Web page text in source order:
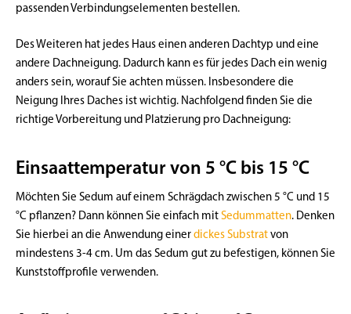
passenden Verbindungselementen bestellen.
Des Weiteren hat jedes Haus einen anderen Dachtyp und eine
andere Dachneigung. Dadurch kann es für jedes Dach ein wenig
anders sein, worauf Sie achten müssen. Insbesondere die
Neigung Ihres Daches ist wichtig. Nachfolgend finden Sie die
richtige Vorbereitung und Platzierung pro Dachneigung:
Einsaattemperatur von 5 °C bis 15 °C
Möchten Sie Sedum auf einem Schrägdach zwischen 5 °C und 15
°C pflanzen? Dann können Sie einfach mitSedummatten. Denken
Sie hierbei an die Anwendung einerdickes Substratvon
mindestens 3-4 cm. Um das Sedum gut zu befestigen, können Sie
Kunststoffprofile verwenden.